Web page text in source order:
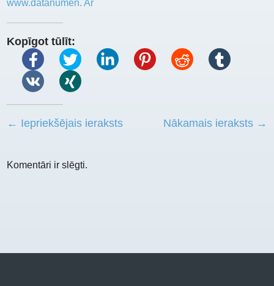
www.datanumen. Ar
Kopīgot tūlīt:
← Iepriekšējais ieraksts Nākamais ieraksts →
Komentāri ir slēgti.